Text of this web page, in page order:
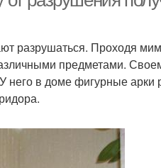
разрушаться. Проходя
предметами.
него в доме фигурные арки